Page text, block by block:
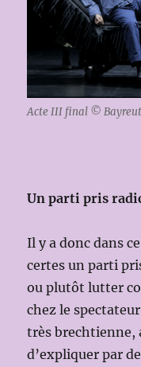
Acte III final ©
Un parti pris
Il y a donc dans
certes un parti
ou plutôt lutter
chez le
très brechtienne,
d’expliquer par